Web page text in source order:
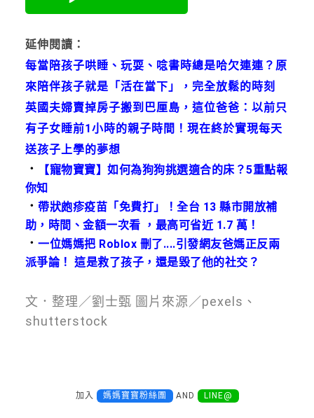
延伸閱讀：
每當陪孩子哄睡、玩耍、唸書時總是哈欠連連？原
來陪伴孩子就是「活在當下」，完全放鬆的時刻
英國夫婦賣掉房子搬到巴厘島，這位爸爸：以前只
有子女睡前1小時的親子時間！現在終於實現每天
送孩子上學的夢想
．
【寵物寶寶】如何為狗狗挑選適合的床？5重點報
你知
． 帶狀皰疹疫苗「免費打」！全台 13 縣市開放補
助，時間、金額一次看 ，最高可省近 1.7 萬！
．一位媽媽把 Roblox 刪了....引發網友爸媽正反兩
派爭論！ 這是救了孩子，還是毀了他的社交？
文．整理／劉士甄 圖片來源／pexels、
shutterstock
加入 媽媽寶寶粉絲團 AND LINE@